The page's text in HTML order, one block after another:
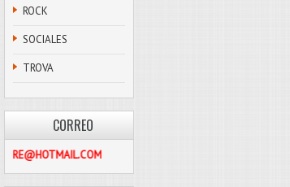
ROCK
SOCIALES
TROVA
CORREO
PASCOLIBRE@HOTMAIL.COM